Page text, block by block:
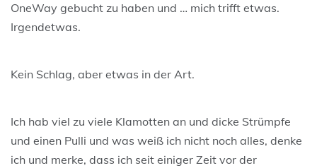
OneWay gebucht zu haben und … mich trifft etwas.
Irgendetwas.
Kein Schlag, aber etwas in der Art.
Ich hab viel zu viele Klamotten an und dicke Strümpfe
und einen Pulli und was weiß ich nicht noch alles, denke
ich und merke, dass ich seit einiger Zeit vor der